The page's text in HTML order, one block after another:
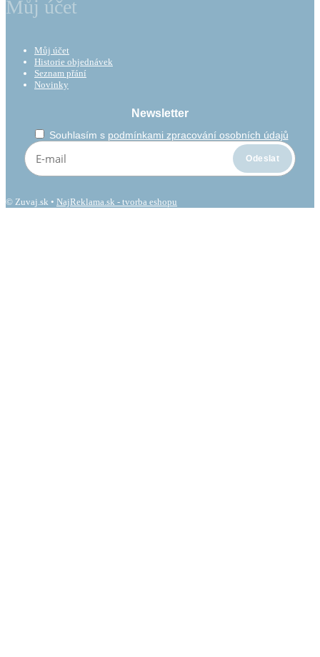
Můj účet
Můj účet
Historie objednávek
Seznam přání
Novinky
Newsletter
Souhlasím s podmínkami zpracování osobních údajů
© Zuvaj.sk • NajReklama.sk - tvorba eshopu